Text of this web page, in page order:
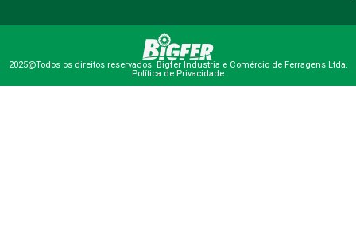
2025@Todos os direitos reservados. Bigfer Industria e Comércio de Ferragens Ltda.
Política de Privacidade